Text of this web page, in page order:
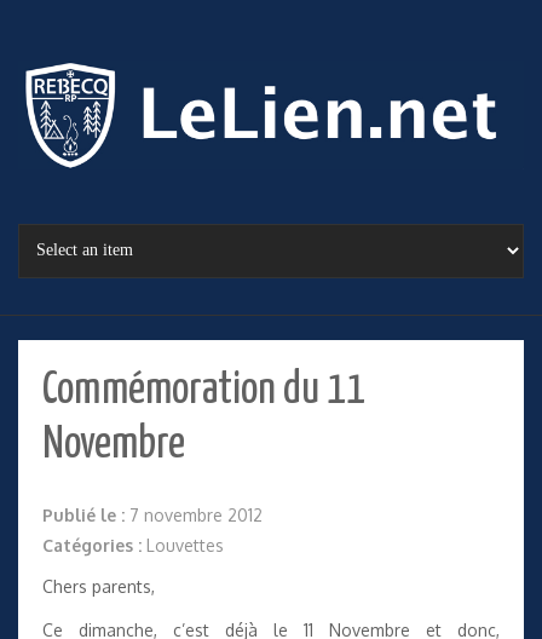
Commémoration du 11
Novembre
Publié le : 7 novembre 2012
Catégories : Louvettes
Chers parents,
Ce dimanche, c’est déjà le 11 Novembre et donc,